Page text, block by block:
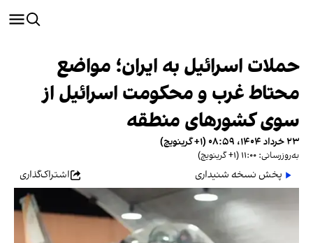
حملات اسرائیل به ایران؛ مواضع
محتاط غرب و محکومت اسرائیل از
سوی کشورهای منطقه
۲۳ خرداد ۱۴۰۴، ۰۸:۵۹ (‎+۱ گرینویچ)
به‌روزرسانی: ۱۱:۰۰ (‎+۱ گرینویچ)
پخش نسخه شنیداری اشتراک‌گذاری